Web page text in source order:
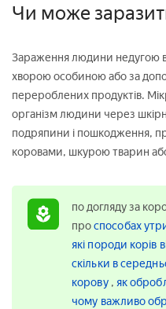
Чи може
Зараження людини недугою
хворою особиною або за
перероблених продуктів.
організм людини через
подряпини і пошкодження,
коровами, шкурою тварин
по догляду за
проспособах
які породи корів
скільки в
корову , як
чому важливо